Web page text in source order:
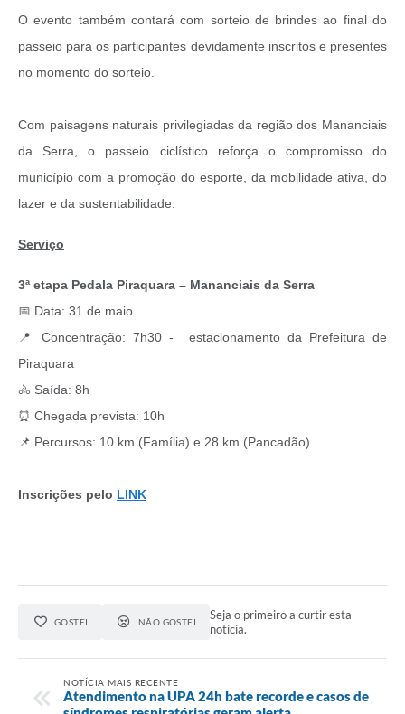
O evento também contará com sorteio de brindes ao final do
passeio para os participantes devidamente inscritos e presentes
no momento do sorteio.
Com paisagens naturais privilegiadas da região dos Mananciais
da Serra, o passeio ciclístico reforça o compromisso do
município com a promoção do esporte, da mobilidade ativa, do
lazer e da sustentabilidade.
Serviço
3ª etapa Pedala Piraquara – Mananciais da Serra
📅 Data: 31 de maio
📍 Concentração: 7h30 - estacionamento da Prefeitura de
Piraquara
🚴 Saída: 8h
⏰ Chegada prevista: 10h
📌 Percursos: 10 km (Família) e 28 km (Pancadão)
Inscrições pelo LINK
GOSTEI NÃO GOSTEI
Seja o primeiro a curtir esta
notícia.
NOTÍCIA MAIS RECENTE
Atendimento na UPA 24h bate recorde e casos de